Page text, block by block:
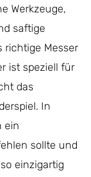
Werkzeuge,
saftige
richtige Messer
ist speziell für
das
In
ein
sollte und
einzigartig